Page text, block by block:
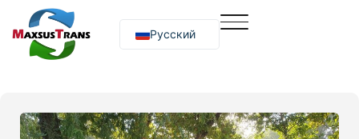
Русский
O‘zbekcha